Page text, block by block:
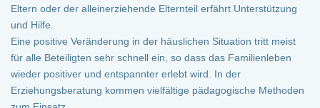
Eltern oder der alleinerziehende Elternteil erfährt Unterstützung
und Hilfe.
Eine positive Veränderung in der häuslichen Situation tritt meist
für alle Beteiligten sehr schnell ein, so dass das Familienleben
wieder positiver und entspannter erlebt wird. In der
Erziehungsberatung kommen vielfältige pädagogische Methoden